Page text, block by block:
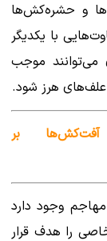
و حشره‌کش‌ها
با یکدیگر
می‌توانند موجب
هرز شود.
بر
وجود دارد
را هدف قرار